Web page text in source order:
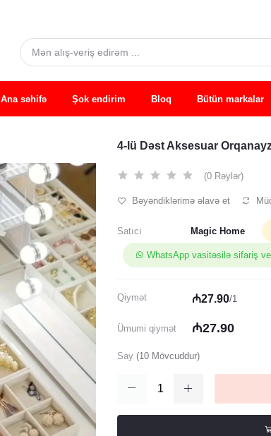
Ana səhifə Şok endirim Bloq Bütün markalar
4-lü Dəst Aksesuar
(0 Rəylər)
Bəyəndiklərimə əlavə et
Satıcı Magic Home
WhatsApp vasitəsilə sifariş
Qiymət ₼27.90/1
Ümumi qiymət ₼27.90
Say (10 Mövcuddur)